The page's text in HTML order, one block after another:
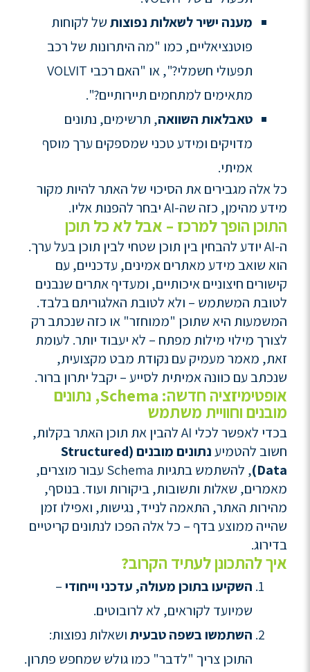
מענה ישיר לשאלות נפוצותשל לקוחות
פוטנציאליים, כמו "מה היתרונות של רכב
תפעולי חשמלי?", או "האם רכבי VOLVIT
מתאימים למתחמים תיירותיים?".
טאבלאות השוואה, תרשימים, נתונים
מדויקים ומידע טכני שמספקים ערך מוסף
אמיתי.
כל אלה מגבירים את הסיכוי של האתר להיות מקור
מידע מהימן, כזה שה-AI יבחר להפנות אליו.
התוכן הופך למרכז – אבל לא כל תוכן
ה-AI יודע להבחין בין תוכן שטחי לבין תוכן בעל ערך.
הוא שואב מידע מאתרים אמינים, עדכניים, עם
קישורים חיצוניים איכותיים, ומעדיף אתרים שנבנים
לטובת המשתמש – ולא לטובת האלגוריתם בלבד.
המשמעות היא שתוכן "ממוחזר" או כזה שנכתב רק
לצורך מילוי מילות מפתח – לא יעבוד יותר. לעומת
זאת, מאמר מעמיק עם נקודת מבט מקצועית,
שנכתב עם כוונה אמיתית לסייע – יקבל יתרון ברור.
אופטימיזציה חדשה: Schema, נתונים
מובנים וחוויית משתמש
בכדי לאפשר לכלי AI להבין את תוכן האתר בקלות,
חשוב להטמיע
נתונים מובנים (Structured
Data)
, להשתמש בתגיות Schema עבור מוצרים,
מאמרים, שאלות ותשובות, ביקורות ועוד. בנוסף,
מהירות האתר, התאמה לנייד, נגישות, ואפילו זמן
שהייה ממוצע בדף – כל אלה הפכו לנתונים קריטיים
בדירוג.
איך להתכונן לעתיד הקרוב?
השקיעו בתוכן מעולה, עדכני וייחודי–
שמיועד לקוראים, לא לרובוטים.
השתמשו בשפה טבעיתושאלות נפוצות:
התוכן צריך "לדבר" כמו גולש שמחפש פתרון.